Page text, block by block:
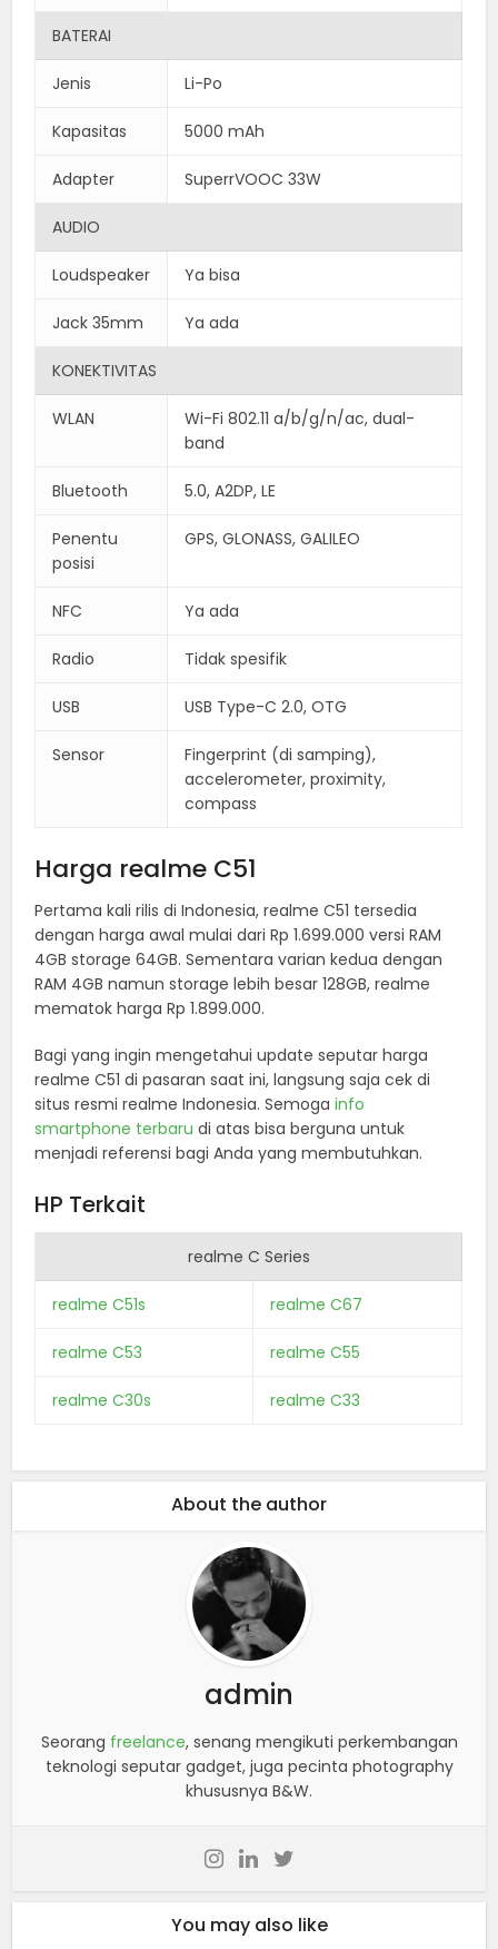
BATERAI
Jenis Li-Po
Kapasitas 5000 mAh
Adapter SuperrVOOC 33W
AUDIO
Loudspeaker Ya bisa
Jack 35mm Ya ada
KONEKTIVITAS
WLAN
Wi-Fi 802.11 a/b/g/n/ac, dual-
band
Bluetooth 5.0, A2DP, LE
Penentu
posisi
GPS, GLONASS, GALILEO
NFC Ya ada
Radio Tidak spesifik
USB USB Type-C 2.0, OTG
Sensor
Fingerprint (di samping),
accelerometer, proximity,
compass
Harga realme C51
Pertama kali rilis di Indonesia, realme C51 tersedia
dengan harga awal mulai dari Rp 1.699.000 versi RAM
4GB storage 64GB. Sementara varian kedua dengan
RAM 4GB namun storage lebih besar 128GB, realme
mematok harga Rp 1.899.000.
Bagi yang ingin mengetahui update seputar harga
realme C51 di pasaran saat ini, langsung saja cek di
situs resmi realme Indonesia. Semogainfo
smartphone terbaru di atas bisa berguna untuk
menjadi referensi bagi Anda yang membutuhkan.
HP Terkait
realme C Series
realme C51s realme C67
realme C53 realme C55
realme C30s realme C33
About the author
admin
Seorang freelance, senang mengikuti perkembangan
teknologi seputar gadget, juga pecinta photography
khususnya B&W.
You may also like